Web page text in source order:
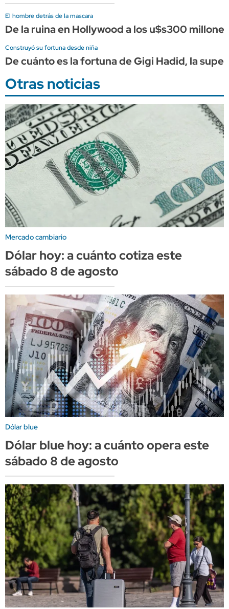
El hombre detrás de la mascara
De la ruina en Hollywood a los u$s300
Construyó su fortuna desde niña
De cuánto es la fortuna de Gigi Hadid, la
Otras noticias
Mercado cambiario
Dólar hoy: a cuánto cotiza este
sábado 8 de agosto
Dólar blue
Dólar blue hoy: a cuánto opera este
sábado 8 de agosto